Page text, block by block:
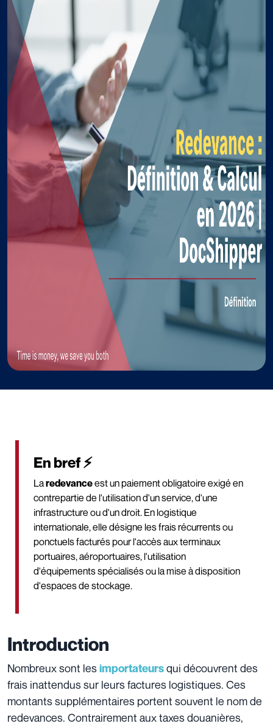
En bref ⚡
Laredevanceest un paiement obligatoire exigé en
contrepartie de l'utilisation d'un service, d'une
infrastructure ou d'un droit. En logistique
internationale, elle désigne les frais récurrents ou
ponctuels facturés pour l'accès aux terminaux
portuaires, aéroportuaires, l'utilisation
d'équipements spécialisés ou la mise à disposition
d'espaces de stockage.
Introduction
Nombreux sont lesimportateursqui découvrent des
frais inattendus sur leurs factures logistiques. Ces
montants supplémentaires portent souvent le nom de
redevances. Contrairement aux taxes douanières,